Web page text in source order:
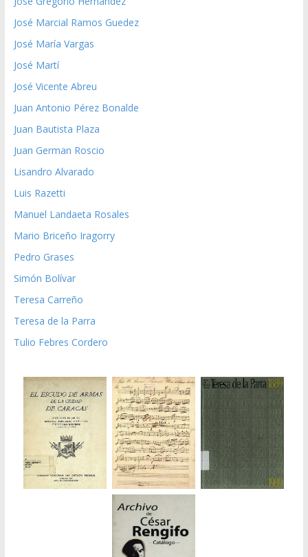
José Marcial Ramos Guedez
José María Vargas
José Martí
José Vicente Abreu
Juan Antonio Pérez Bonalde
Juan Bautista Plaza
Juan German Roscio
Lisandro Alvarado
Luis Razetti
Manuel Landaeta Rosales
Mario Briceño Iragorry
Pedro Grases
Simón Bolívar
Teresa Carreño
Teresa de la Parra
Tulio Febres Cordero